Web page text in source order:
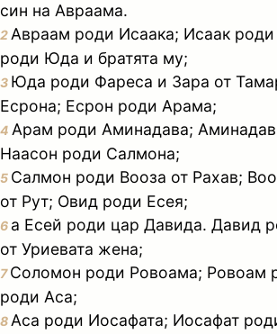
син на Авраама.
2 Авраам роди Исаака; Исаак
роди Юда и братята му;
3 Юда роди Фареса и Зара от
Есрона; Есрон роди Арама;
4 Арам роди Аминадава;
Наасон роди Салмона;
5 Салмон роди Вооза от Рахав;
от Рут; Овид роди Есея;
6 а Есей роди цар Давида. Давид
от Уриевата жена;
7Соломон роди Ровоама; Ровоам
роди Аса;
8 Аса роди Иосафата; Иосафат